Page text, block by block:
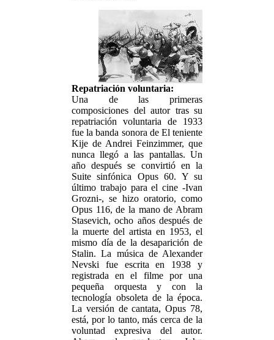
Repatriación voluntaria:
Una de las primeras
composiciones del autor tras su
repatriación voluntaria de 1933
fue la banda sonora de El teniente
Kije de Andrei Feinzimmer, que
nunca llegó a las pantallas. Un
año después se convirtió en la
Suite sinfónica Opus 60. Y su
último trabajo para el cine -Ivan
Grozni-, se hizo oratorio, como
Opus 116, de la mano de Abram
Stasevich, ocho años después de
la muerte del artista en 1953, el
mismo día de la desaparición de
Stalin. La música de Alexander
Nevski fue escrita en 1938 y
registrada en el filme por una
pequeña orquesta y con la
tecnología obsoleta de la época.
La versión de cantata, Opus 78,
está, por lo tanto, más cerca de la
voluntad expresiva del autor.